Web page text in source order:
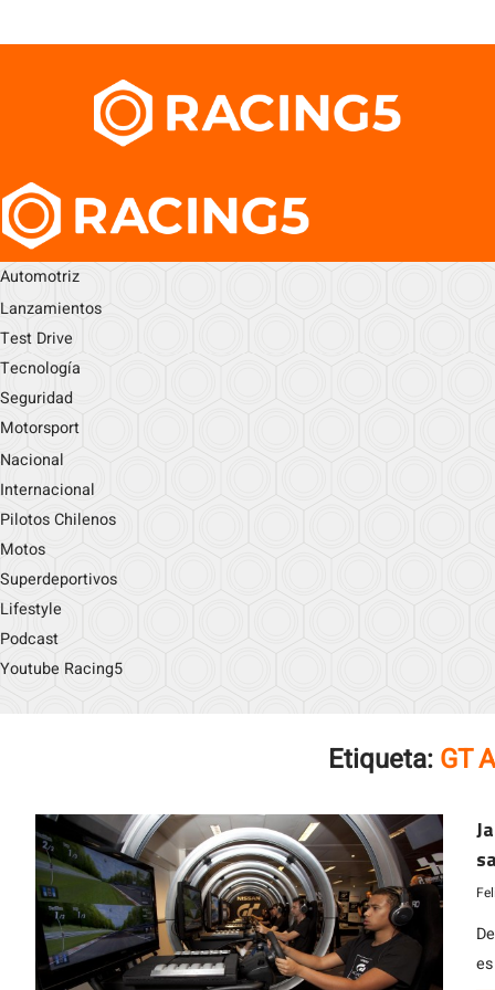
Automotriz
Lanzamientos
Test Drive
Tecnología
Seguridad
Motorsport
Nacional
Internacional
Pilotos Chilenos
Motos
Superdeportivos
Lifestyle
Podcast
Youtube Racing5
Etiqueta: GT